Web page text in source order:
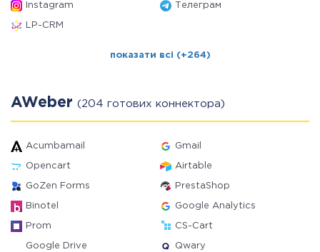
Instagram Телеграм
LP-CRM
показати всі (+264)
AWeber (204 готових коннектора)
Acumbamail Gmail
Opencart Airtable
GoZen Forms PrestaShop
Binotel Google Analytics
Prom CS-Cart
Google Drive Qwary